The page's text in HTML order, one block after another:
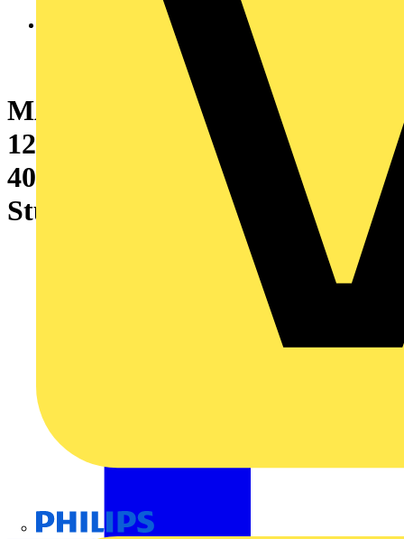
MASTER, LEDtube, T8, EVG,
1200 mm, 16 W, 36W TL-D,
4000 K, 2500 lm, CRI 80, 75000
Stunde(n)